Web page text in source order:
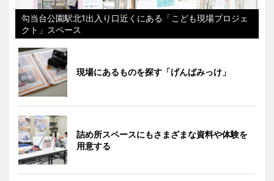
勾当台公園駅北1出入り口近くにある「こども現場プロジェ
クト」スペース
現場にあるものを探す「げんばみっけ」
詰め所スペースにもさまざまな資料や体験を
用意する